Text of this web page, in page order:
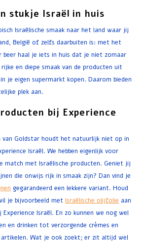
stukje Israël in huis
Israëlische smaak naar het land waar jij
België of zelfs daarbuiten is: met het
beer haal je iets in huis dat je niet zomaar
en diepe smaak van de producten uit
je eigen supermarkt kopen. Daarom bieden
plek aan.
bij Experience
van Goldstar houdt het natuurlijk niet op in
Israël. We hebben eigenlijk voor
match met Israëlische producten. Geniet jij
die onwijs rijk in smaak zijn? Dan vind je
gegarandeerd een lekkere variant. Houd
je bijvoorbeeld met Israëlische olijfolie aan
Israël. En zo kunnen we nog wel
en drinken tot verzorgende crèmes en
artikelen. Wat je ook zoekt; er zit altijd wel